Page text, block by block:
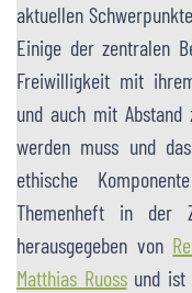
aktuellen
Einige der zentralen
Freiwilligkeit mit
und auch mit
werden muss und
ethische
Themenheft in der
herausgegeben von
Matthias Ruossund ist